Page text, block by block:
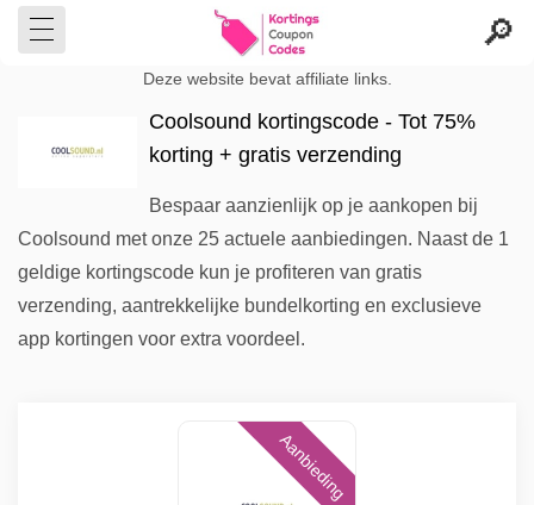
Deze website bevat affiliate links.
Coolsound kortingscode - Tot 75%
korting + gratis verzending
Bespaar aanzienlijk op je aankopen bij
Coolsound met onze 25 actuele aanbiedingen. Naast de 1
geldige kortingscode kun je profiteren van gratis
verzending, aantrekkelijke bundelkorting en exclusieve
app kortingen voor extra voordeel.
Aanbieding